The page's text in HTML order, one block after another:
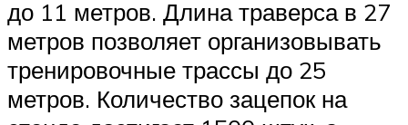
до 11 метров. Длина траверса в 27
метров позволяет организовывать
тренировочные трассы до 25
метров. Количество зацепок на